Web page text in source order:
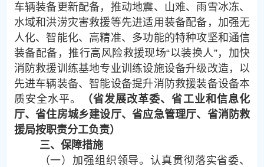
车辆装备更新配备，推动地震、山难、雨雪冰冻、
水域和洪涝灾害救援等先进适用装备配备，加强无
人化、智能化、高精准、多功能的特种攻坚和通信
装备配备，推行高风险救援现场“以装换人”，加快
消防救援训练基地专业训练设施设备升级改造，以
先进车辆装备、智能设备提升消防救援装备设备本
质安全水平。
（省发展改革委、省工业和信息化
厅、省住房城乡建设厅、省应急管理厅、省消防救
援局按职责分工负责）
三、保障措施
（一）加强组织领导。认真贯彻落实省委、